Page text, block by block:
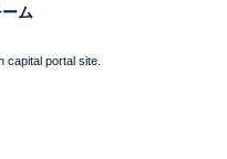
ム
capital portal site.